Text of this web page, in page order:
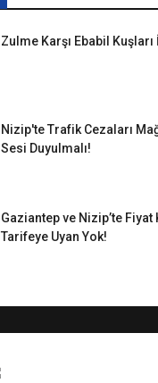
Zulme Karşı Ebabil
Nizip'te Trafik Cezaları
Sesi Duyulmalı!
Gaziantep ve Nizip’te Fiyat
Tarifeye Uyan Yok!